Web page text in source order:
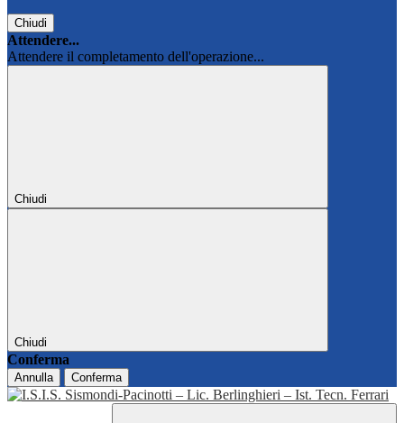
Chiudi
Attendere...
Attendere il completamento dell'operazione...
Chiudi
Chiudi
Conferma
Annulla Conferma